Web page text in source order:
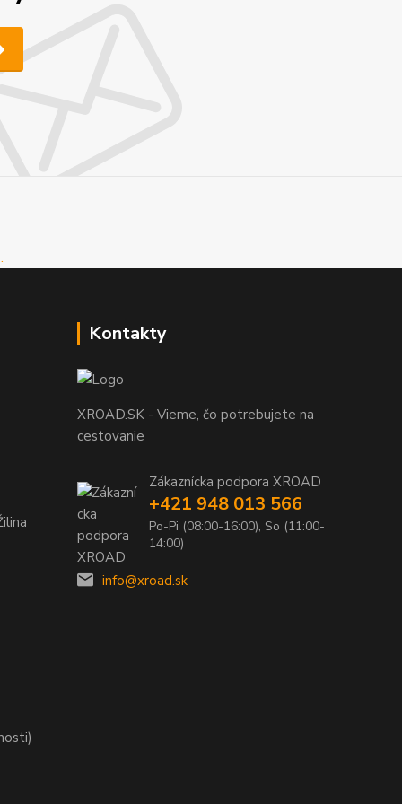
Kontakty
XROAD.SK - Vieme, čo potrebujete na
cestovanie
Zákaznícka podpora XROAD
+421 948 013 566
Po-Pi (08:00-16:00), So (11:00-
14:00)
info@xroad.sk